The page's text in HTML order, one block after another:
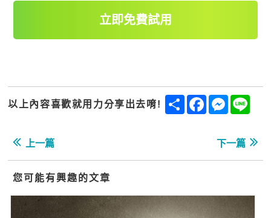
立即免費試用
以上內容喜歡就用力分享出去唷! ShareFacebook
上一篇 下一篇
您可能有興趣的文章